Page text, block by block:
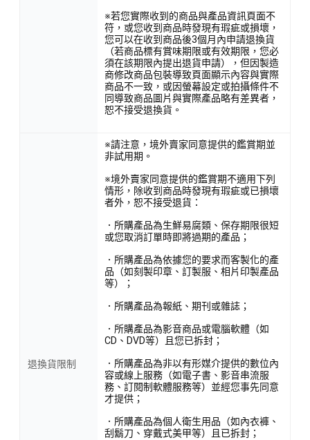
※若您實際收到的商品與產品資訊頁面不
符，或您收到商品時發現有瑕疵或損壞，
您可以在收到商品後3個月內申請退換貨
（若商品標有賞味期限或有效期限，您必
須在該期限內提出退貨申請），但因製造
商修改商品包裝導致頁面顯示內容與實際
商品不一致，或因螢幕設定或拍攝條件不
同導致商品圖片與實際產品略有差異者，
恕不接受退換貨。
退換貨限制
※請注意，境外賣家同意提供的鑑賞期並
非試用期。
※境外賣家同意提供的鑑賞期不適用下列
情形，除收到商品時發現有瑕疵或已損壞
者外，恕不接受退貨：
．所購產品為生鮮易腐類、保存期限很短
或您取消訂單時即將過期的產品；
．所購產品為依據您的要求而客製化的產
品（如刻製印章、訂製服、相片印製產品
等）；
．所購產品為報紙、期刊或雜誌；
．所購產品為影音商品或電腦軟體（如
CD、DVD等）且您已拆封；
．所購產品為非以有形媒介提供的數位內
容或線上服務（如電子書、影音串流服
務、訂閱制軟體服務等）並經您事先同意
才提供；
．所購產品為個人衛生用品（如內衣褲、
刮鬍刀、穿戴式美甲等）且已拆封；